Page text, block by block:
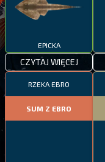
EPICKA
CZYTAJ WIĘCEJ
RZEKA EBRO
SUM Z EBRO